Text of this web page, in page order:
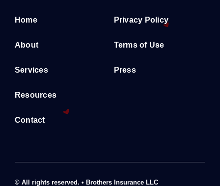
Home
About
Services
Resources
Contact
Privacy Policy
Terms of Use
Press
© All rights reserved. • Brothers Insurance LLC